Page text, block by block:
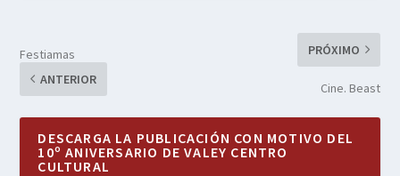
Festiamas
ANTERIOR
PRÓXIMO
Cine. Beast
DESCARGA LA PUBLICACIÓN CON MOTIVO DEL
10º ANIVERSARIO DE VALEY CENTRO
CULTURAL